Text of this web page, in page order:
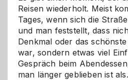
Reisen wiederholt. Meist
Tages, wenn sich die
und man feststellt, dass
Denkmal oder das
war, sondern etwas viel
Gespräch beim
man länger geblieben ist